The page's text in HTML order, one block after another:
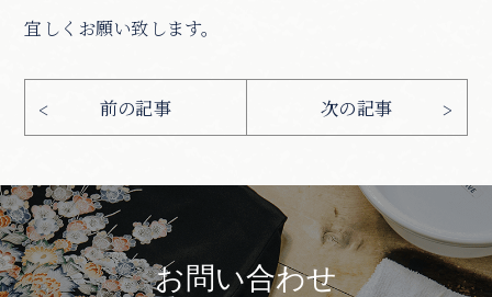
宜しくお願い致します。
お問い合わせ